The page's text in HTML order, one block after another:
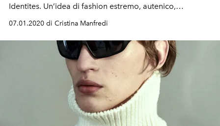
Identites. Un’idea di fashion estremo, autenico,
unfilterered
07.01.2020 di Cristina Manfredi